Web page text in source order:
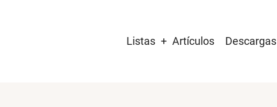
navigation
Listas Artículos Descargas